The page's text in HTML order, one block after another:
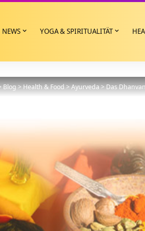
NEWS YOGA & SPIRITUALITÄT
Blog>Health & Food>Ayurveda>Das